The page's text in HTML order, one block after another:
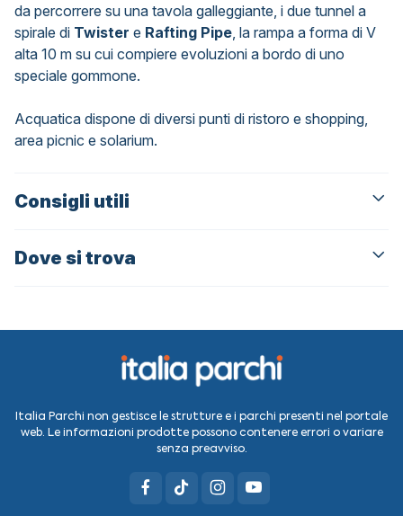
da percorrere su una tavola galleggiante, i due tunnel a
spirale di Twister e Rafting Pipe , la rampa a forma di V
alta 10 m su cui compiere evoluzioni a bordo di uno
speciale gommone.
Acquatica dispone di diversi punti di ristoro e shopping,
area picnic e solarium.
Consigli utili
Dove si trova
Italia Parchi non gestisce le strutture e i parchi presenti nel portale
web. Le informazioni prodotte possono contenere errori o variare
senza preavviso.